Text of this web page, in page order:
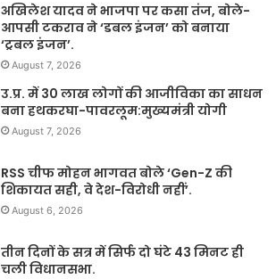
अखिलेश यादव ने भाजपा पर कसा तंज, बोले-
आपसी टकराव ने ‘डबल इंजन’ को बनाया
‘ट्रबल इंजन’.
August 7, 2026
उ.प्र. में 30 लाख लोगों की आजीविका का साधन
बना हथकरघा-पावरलूम:मुख्यमंत्री योगी
August 7, 2026
RSS चीफ मोहन भागवत बोले ‘Gen-Z की
शिकायत सही, वे देश-विरोधी नहीं’.
August 6, 2026
तीन दिनों के सत्र में सिर्फ दो घंटे 43 मिनट ही
चली विधानसभा.